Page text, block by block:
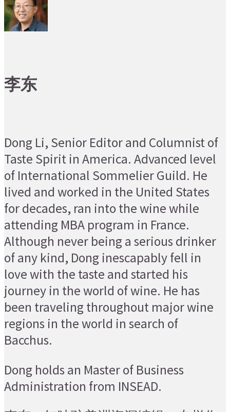
李东
Dong Li, Senior Editor and Columnist of
Taste Spirit in America. Advanced level
of International Sommelier Guild. He
lived and worked in the United States
for decades, ran into the wine while
attending MBA program in France.
Although never being a serious drinker
of any kind, Dong inescapably fell in
love with the taste and started his
journey in the world of wine. He has
been traveling throughout major wine
regions in the world in search of
Bacchus.
Dong holds an Master of Business
Administration from INSEAD.